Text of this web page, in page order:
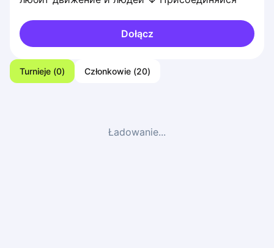
Dołącz
Turnieje (0) Członkowie (20)
Ładowanie...